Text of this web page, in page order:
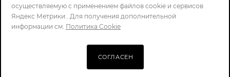
ПОЛИТИКА КОНФИДЕНЦИАЛЬНОСТИ
осуществляемую с применением файлов cookie и сервисов
Яндекс Метрики.. Для получения дополнительной
информации см. Политика Cookie
СОГЛАСЕН